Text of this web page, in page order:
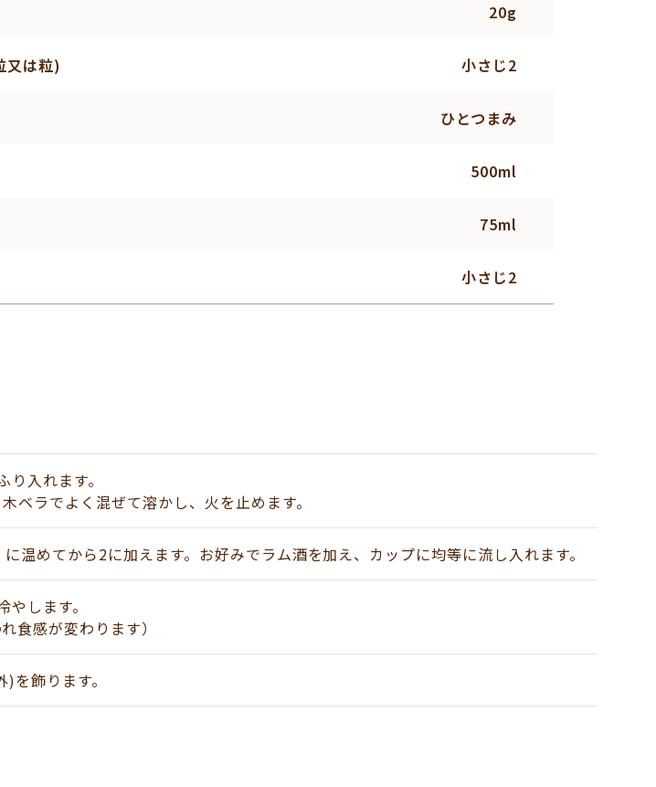
20g
又は粒) 小さじ2
ひとつまみ
500ml
75ml
小さじ2
り入れます。
ベラでよく混ぜて溶かし、火を止めます。
温めてから2に加えます。お好みでラム酒を加え、カップに均等に流し入れます。
します。
食感が変わります）
を飾ります。